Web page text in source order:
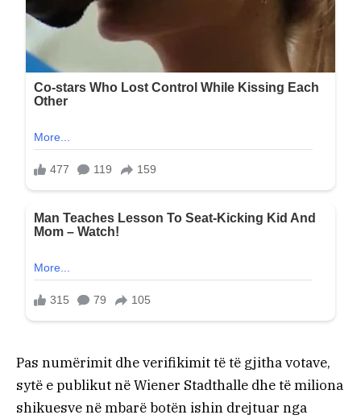
Pas numërimit dhe verifikimit të të gjitha votave,
sytë e publikut në Wiener Stadthalle dhe të miliona
shikuesve në mbarë botën ishin drejtuar nga